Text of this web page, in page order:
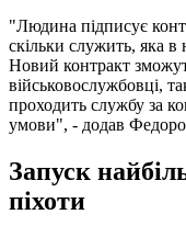
"Людина підписує
скільки служить, яка в
Новий контракт
військовослужбовці,
проходить службу за
умови", - додав
Запуск
піхоти